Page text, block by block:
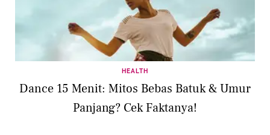
HEALTH
Dance 15 Menit: Mitos Bebas Batuk & Umur
Panjang? Cek Faktanya!